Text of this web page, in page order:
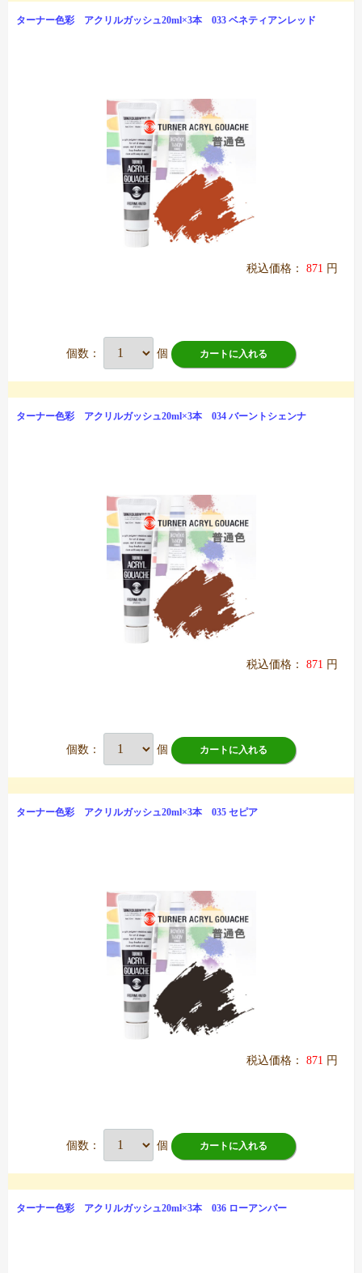
ターナー色彩 アクリルガッシュ20ml×3本 033 ベネティアンレッド
税込価格： 871 円
個数： 個 カートに入れる
ターナー色彩 アクリルガッシュ20ml×3本 034 バーントシェンナ
税込価格： 871 円
個数： 個 カートに入れる
ターナー色彩 アクリルガッシュ20ml×3本 035 セピア
税込価格： 871 円
個数： 個 カートに入れる
ターナー色彩 アクリルガッシュ20ml×3本 036 ローアンバー